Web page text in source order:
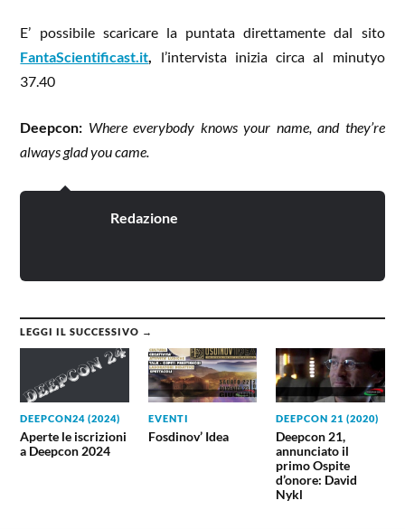
E’ possibile scaricare la puntata direttamente dal sito
FantaScientificast.it, l’intervista inizia circa al minutyo
37.40
Deepcon: Where everybody knows your name, and they’re
always glad you came.
Redazione
LEGGI IL SUCCESSIVO →
DEEPCON24 (2024)
Aperte le iscrizioni
a Deepcon 2024
EVENTI
Fosdinov’ Idea
DEEPCON 21 (2020)
Deepcon 21,
annunciato il
primo Ospite
d’onore: David
Nykl